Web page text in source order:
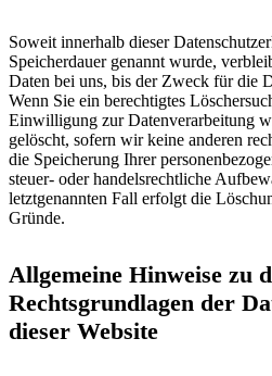
Soweit innerhalb dieser
Speicherdauer genannt wurde,
Daten bei uns, bis der Zweck für die
Wenn Sie ein berechtigtes
Einwilligung zur Datenverarbeitung
gelöscht, sofern wir keine anderen
die Speicherung Ihrer
steuer- oder handelsrechtliche
letztgenannten Fall erfolgt die
Gründe.
Allgemeine Hinweise zu
Rechtsgrundlagen der
dieser Website